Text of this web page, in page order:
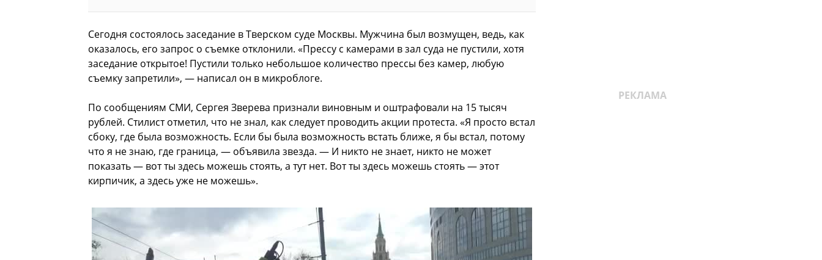
Сегодня состоялось заседание в Тверском суде Москвы. Мужчина был возмущен, ведь, как
оказалось, его запрос о съемке отклонили. «Прессу с камерами в зал суда не пустили, хотя
заседание открытое! Пустили только небольшое количество прессы без камер, любую
съемку запретили», — написал он в микроблоге.
По сообщениям СМИ, Сергея Зверева признали виновным и оштрафовали на 15 тысяч
рублей. Стилист отметил, что не знал, как следует проводить акции протеста. «Я просто встал
сбоку, где была возможность. Если бы была возможность встать ближе, я бы встал, потому
что я не знаю, где граница, — объявила звезда. — И никто не знает, никто не может
показать — вот ты здесь можешь стоять, а тут нет. Вот ты здесь можешь стоять — этот
кирпичик, а здесь уже не можешь».